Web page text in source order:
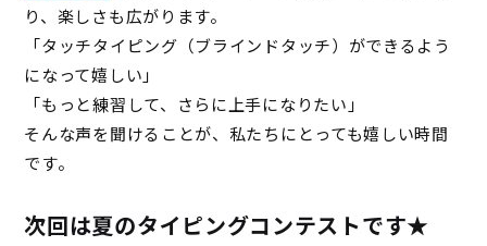
り、楽しさも広がります。
「タッチタイピング（ブラインドタッチ）ができるよう
になって嬉しい」
「もっと練習して、さらに上手になりたい」
そんな声を聞けることが、私たちにとっても嬉しい時間
です。
次回は夏のタイピングコンテストです★